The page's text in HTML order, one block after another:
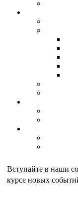
Вступайте в наши
курсе новых